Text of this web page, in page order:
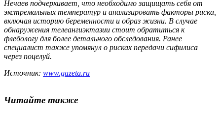
Нечаев подчеркивает, что необходимо защищать себя от
экстремальных температур и анализировать факторы риска,
включая историю беременности и образ жизни. В случае
обнаружения телеангиэктазии стоит обратиться к
флебологу для более детального обследования. Ранее
специалист также упомянул о рисках передачи сифилиса
через поцелуй.
Источник: www.gazeta.ru
Читайте также